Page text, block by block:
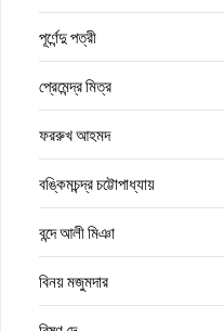
পূর্ণেন্দু পত্রী
প্রেমেন্দ্র মিত্র
ফররুখ আহমদ
বঙ্কিমচন্দ্র চট্টোপাধ্যায়
বন্দে আলী মিঞা
বিনয় মজুমদার